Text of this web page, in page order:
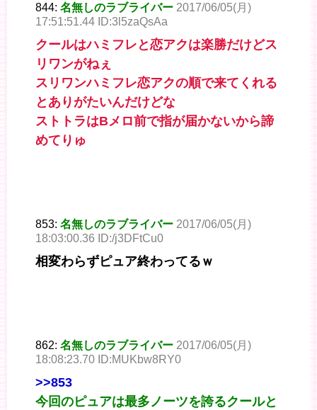
844: 名無しのラブライバー 2017/06/05(月)
17:51:51.44 ID:3l5zaQsAa
クールはハミフレと恋アクは楽勝だけどス
リワンがねぇ
スリワンハミフレ恋アクの順で来てくれる
とありがたいんだけどな
ストトラはBメロ前で指が届かないから諦
めてりゅ
853: 名無しのラブライバー 2017/06/05(月)
18:03:00.36 ID:/j3DFtCu0
相変わらずピュア終わってるｗ
862: 名無しのラブライバー 2017/06/05(月)
18:08:23.70 ID:MUKbw8RY0
>>853
今回のピュアは最多ノーツを誇るクールと